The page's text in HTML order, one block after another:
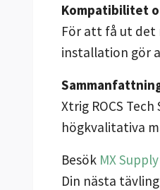
Kompatibilitet
För att få ut det
installation gör
Xtrig ROCS
högkvalitativa
Besök MX Supply
Din nästa